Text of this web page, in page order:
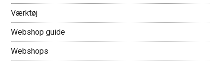
Værktøj
Webshop guide
Webshops